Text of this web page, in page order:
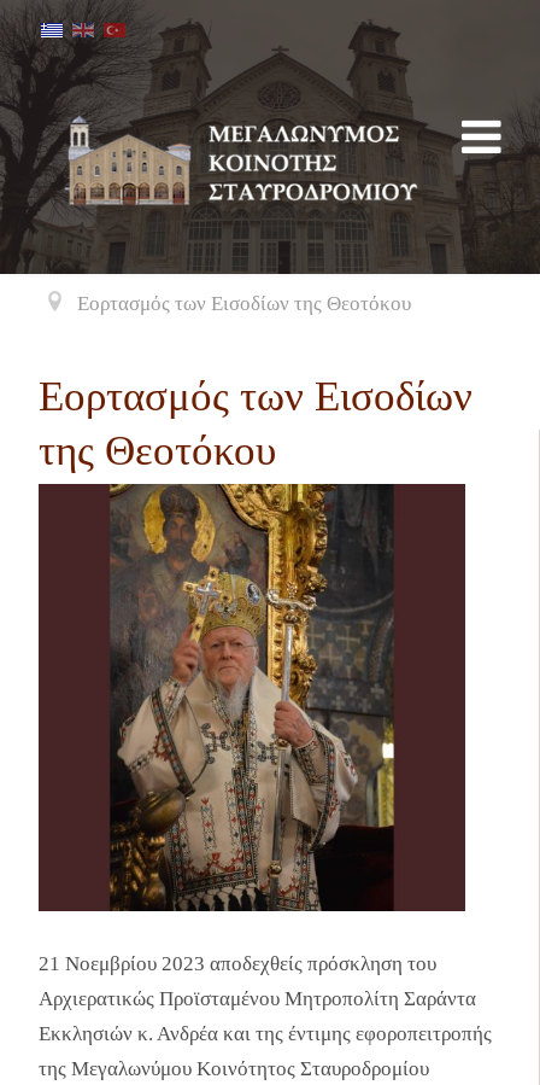
Εορτασμός των Εισοδίων της Θεοτόκου
Εορτασμός των Εισοδίων
της Θεοτόκου
21 Νοεμβρίου 2023 αποδεχθείς πρόσκληση του
Αρχιερατικώς Προϊσταμένου Μητροπολίτη Σαράντα
Εκκλησιών κ. Ανδρέα και της έντιμης εφοροπειτροπής
της Μεγαλωνύμου Κοινότητος Σταυροδρομίου